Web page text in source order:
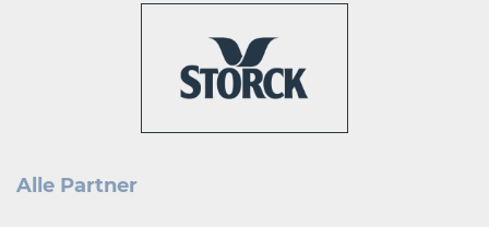
Alle Partner